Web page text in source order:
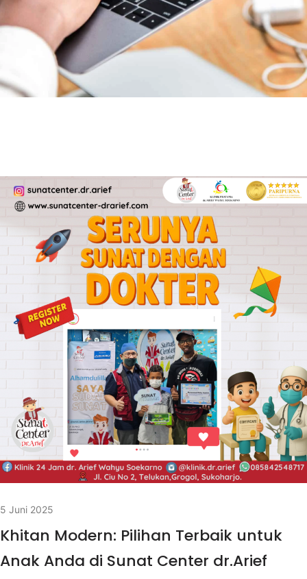
5 Juni 2025
Khitan Modern: Pilihan Terbaik untuk
Anak Anda di Sunat Center dr.Arief